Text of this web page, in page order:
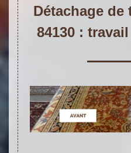
Détachage de
84130 :